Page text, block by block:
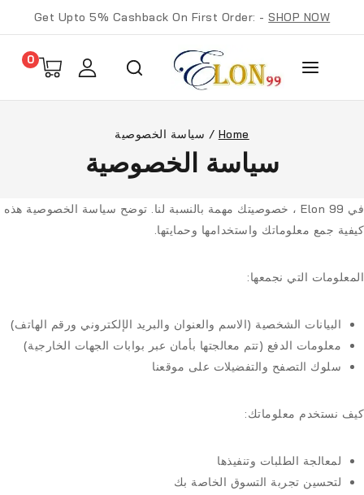
Get Upto 5% Cashback On First Order: -SHOP NOW
0
Home
/ سياسة الخصوصية
سياسة الخصوصية
في Elon 99 ، خصوصيتك مهمة بالنسبة لنا. توضح سياسة الخصوصية هذه
كيفية جمع معلوماتك واستخدامها وحمايتها.
المعلومات التي نجمعها:
البيانات الشخصية (الاسم والعنوان والبريد الإلكتروني ورقم الهاتف)
معلومات الدفع (تتم معالجتها بأمان عبر بوابات الجهات الخارجية)
سلوك التصفح والتفضيلات على موقعنا
كيف نستخدم معلوماتك:
لمعالجة الطلبات وتنفيذها
لتحسين تجربة التسوق الخاصة بك